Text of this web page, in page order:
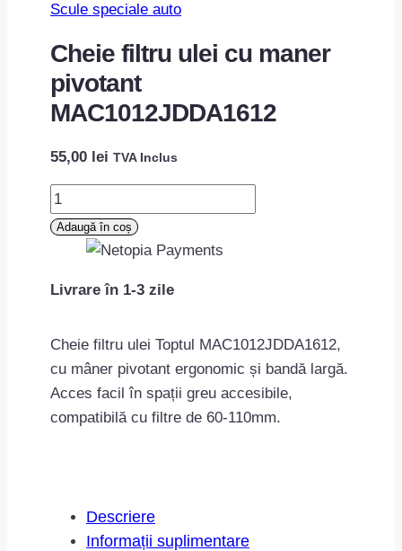
Scule speciale auto
Cheie filtru ulei cu maner
pivotant
MAC1012JDDA1612
55,00 lei TVA Inclus
Cantitate
Cheie
cu
pivotant
MAC1012JDDA1612
Adaugă în coș
Livrare în 1-3 zile
Cheie filtru ulei Toptul MAC1012JDDA1612,
cu mâner pivotant ergonomic și bandă largă.
Acces facil în spații greu accesibile,
compatibilă cu filtre de 60-110mm.
Descriere
Informații suplimentare